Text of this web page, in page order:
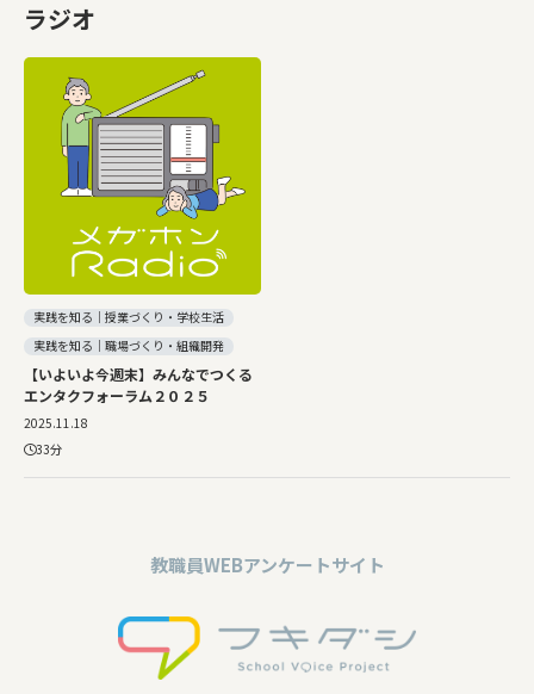
ラジオ
実践を知る｜授業づくり・学校生活
実践を知る｜職場づくり・組織開発
【いよいよ今週末】みんなでつくる
エンタクフォーラム２０２５
2025.11.18
33分
教職員WEBアンケートサイト